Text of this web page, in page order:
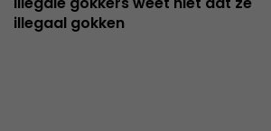
illegaal gokken